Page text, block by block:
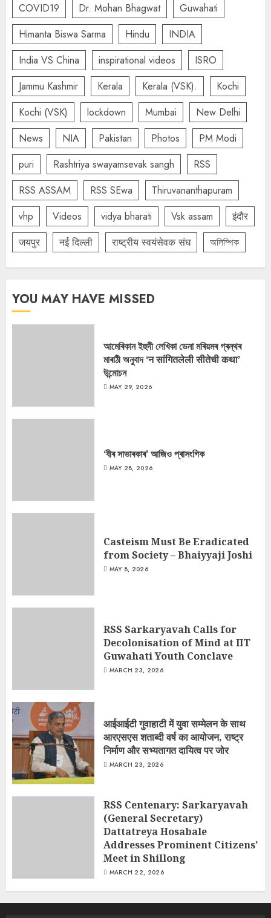
COVID19
Dr. Mohan Bhagwat
Guwahati
Himanta Biswa Sarma
Hindu
INDIA
India VS China
inspirational videos
ISRO
Jammu Kashmir
Kerala Kerala (VSK).
Kochi
Kochi (VSK)
lockdown Mumbai
New Delhi
News
NIA Pakistan Photos
PM Modi
puri
Rashtriya swayamsevak sangh
RSS
RSS ASSAM
RSS SEwa
Thiruvananthapuram
vhp
Videos vidya bharati Vsk assam
इंदौर
जयपुर
नई दिल्ली राष्ट्रीय स्वयंसेवक संघ অলিম্পিক
YOU MAY HAVE MISSED
আমেৰিকান ইহুদী লেখিকা ডেনা মৰিয়মৰ গ্ৰন্থৰ
মাৰাঠী অনুবাদ ‘न सांगितलेली सीतेची कथा’
উন্মোচন
MAY 29, 2026
‘বীৰ সাভাৰকাৰ’ আজিও প্ৰাসংগিক
MAY 28, 2026
Casteism Must Be Eradicated
from Society – Bhaiyyaji Joshi
MAY 8, 2026
RSS Sarkaryavah Calls for
Decolonisation of Mind at IIT
Guwahati Youth Conclave
MARCH 23, 2026
आईआईटी गुवाहाटी में युवा सम्मेलन के साथ
आरएसएस शताब्दी वर्ष का आयोजन, राष्ट्र
निर्माण और सभ्यतागत दायित्व पर जोर
MARCH 23, 2026
RSS Centenary: Sarkaryavah
(General Secretary)
Dattatreya Hosabale
Addresses Prominent Citizens’
Meet in Shillong
MARCH 22, 2026